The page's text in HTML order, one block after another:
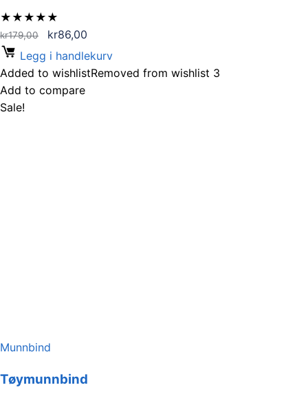
★ ★ ★ ★ ★
kr179,00
Opprinnelig
pris
var:
kr179,00.
kr86,00
pris
er:
Legg i handlekurv
Added to wishlistRemoved from wishlist 3
Add to compare
Sale!
Munnbind
Tøymunnbind